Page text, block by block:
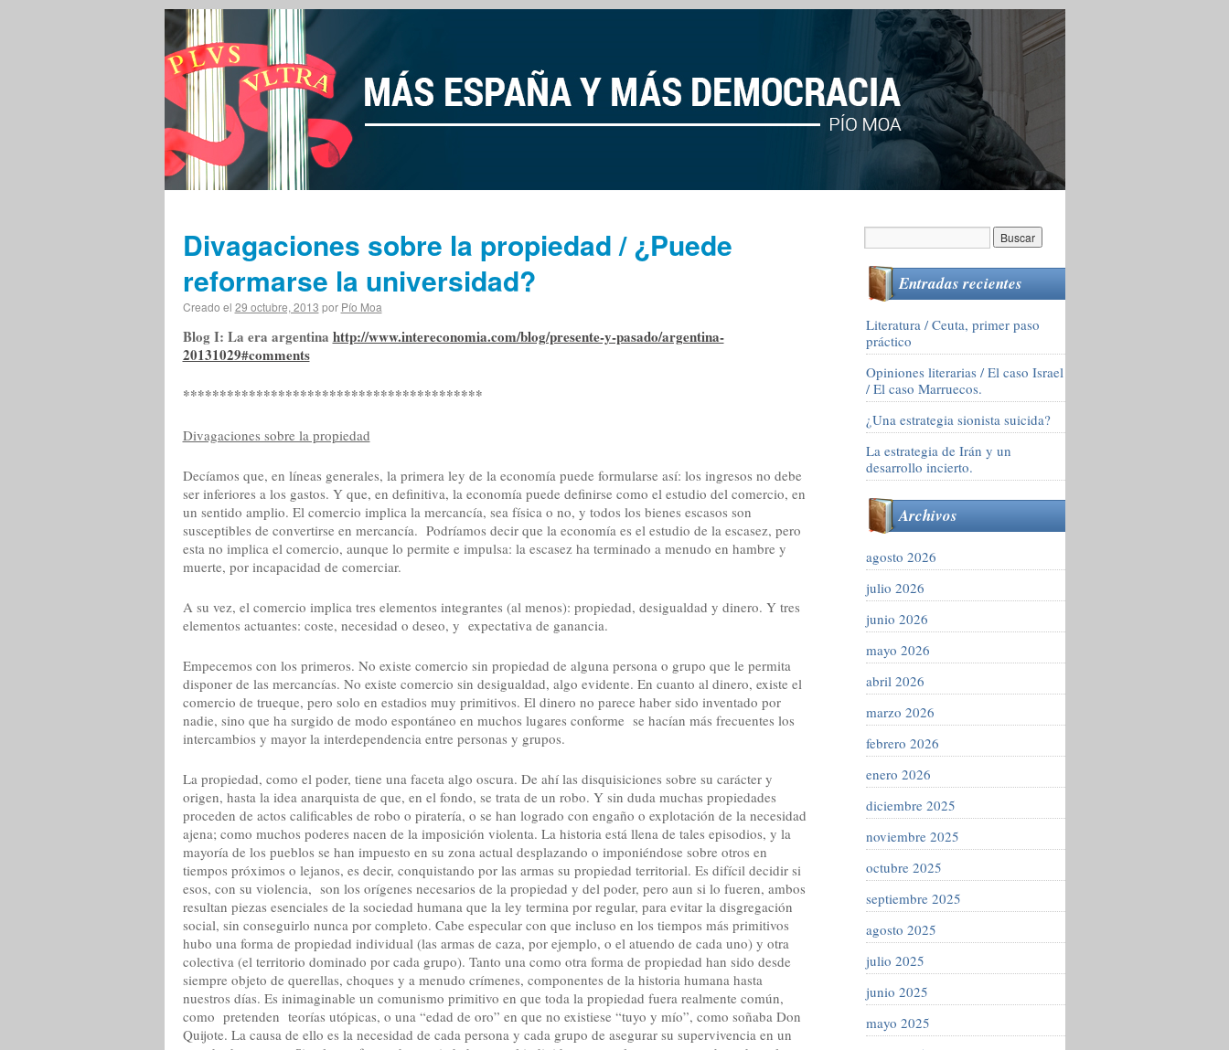
Divagaciones sobre la propiedad / ¿Puede
reformarse la universidad?
Creado el 29 octubre, 2013 por Pío Moa
Blog I: La era argentina http://www.intereconomia.com/blog/presente-y-pasado/argentina-
20131029#comments
*****************************************
Divagaciones sobre la propiedad
Decíamos que, en líneas generales, la primera ley de la economía puede formularse así: los ingresos no debe
ser inferiores a los gastos. Y que, en definitiva, la economía puede definirse como el estudio del comercio, en
un sentido amplio. El comercio implica la mercancía, sea física o no, y todos los bienes escasos son
susceptibles de convertirse en mercancía. Podríamos decir que la economía es el estudio de la escasez, pero
esta no implica el comercio, aunque lo permite e impulsa: la escasez ha terminado a menudo en hambre y
muerte, por incapacidad de comerciar.
A su vez, el comercio implica tres elementos integrantes (al menos): propiedad, desigualdad y dinero. Y tres
elementos actuantes: coste, necesidad o deseo, y expectativa de ganancia.
Empecemos con los primeros. No existe comercio sin propiedad de alguna persona o grupo que le permita
disponer de las mercancías. No existe comercio sin desigualdad, algo evidente. En cuanto al dinero, existe el
comercio de trueque, pero solo en estadios muy primitivos. El dinero no parece haber sido inventado por
nadie, sino que ha surgido de modo espontáneo en muchos lugares conforme se hacían más frecuentes los
intercambios y mayor la interdependencia entre personas y grupos.
La propiedad, como el poder, tiene una faceta algo oscura. De ahí las disquisiciones sobre su carácter y
origen, hasta la idea anarquista de que, en el fondo, se trata de un robo. Y sin duda muchas propiedades
proceden de actos calificables de robo o piratería, o se han logrado con engaño o explotación de la necesidad
ajena; como muchos poderes nacen de la imposición violenta. La historia está llena de tales episodios, y la
mayoría de los pueblos se han impuesto en su zona actual desplazando o imponiéndose sobre otros en
tiempos próximos o lejanos, es decir, conquistando por las armas su propiedad territorial. Es difícil decidir si
esos, con su violencia, son los orígenes necesarios de la propiedad y del poder, pero aun si lo fueren, ambos
resultan piezas esenciales de la sociedad humana que la ley termina por regular, para evitar la disgregación
social, sin conseguirlo nunca por completo. Cabe especular con que incluso en los tiempos más primitivos
hubo una forma de propiedad individual (las armas de caza, por ejemplo, o el atuendo de cada uno) y otra
colectiva (el territorio dominado por cada grupo). Tanto una como otra forma de propiedad han sido desde
siempre objeto de querellas, choques y a menudo crímenes, componentes de la historia humana hasta
nuestros días. Es inimaginable un comunismo primitivo en que toda la propiedad fuera realmente común,
como pretenden teorías utópicas, o una “edad de oro” en que no existiese “tuyo y mío”, como soñaba Don
Quijote. La causa de ello es la necesidad de cada persona y cada grupo de asegurar su supervivencia en un
Entradas recientes
Literatura / Ceuta, primer paso
práctico
Opiniones literarias / El caso Israel
/ El caso Marruecos.
¿Una estrategia sionista suicida?
La estrategia de Irán y un
desarrollo incierto.
Archivos
agosto 2026
julio 2026
junio 2026
mayo 2026
abril 2026
marzo 2026
febrero 2026
enero 2026
diciembre 2025
noviembre 2025
octubre 2025
septiembre 2025
agosto 2025
julio 2025
junio 2025
mayo 2025